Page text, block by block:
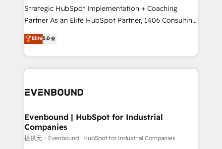
Customer First, Enabling Technologies & Security.
The synergies generated by these integrations,
solutions and services, have allowed the group to
build an unrivaled offering portfolio on the market
Strategic HubSpot Implementation + Coaching
Partner As an Elite HubSpot Partner, 1406 Consulting
helps mid-market revenue teams transform how
they sell, market, and serve. We don't just build your
HubSpot—we teach your team to own it, then stay
to help you keep winning. What We Do ⚙️ CRM
Data & Content 📈 Sales & Marketing Alignment +
Agent Creation 🔄 Custom Integrations & Data
Migration Why 1406 We become part of your team.
Your team learns while we build. We fix what others
Elite5.0
Evenbound | HubSpot for Industrial
Companies
提供元：Evenbound | HubSpot for Industrial Companies